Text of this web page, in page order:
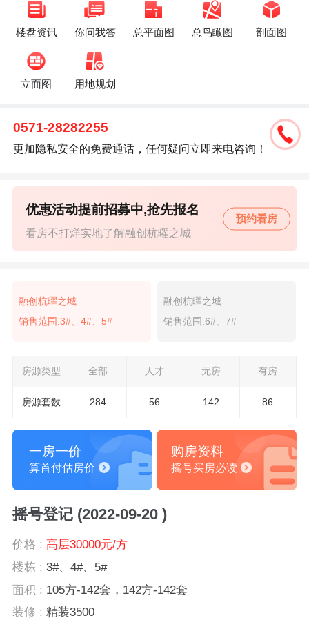
楼盘资讯 你问我答 总平面图 总鸟瞰图 剖面图
立面图 用地规划
0571-28282255
更加隐私安全的免费通话，任何疑问立即来电咨询！
看房不打烊实地了解融创杭曜之城
优惠活动提前招募中,抢先报名
预约看房
融创杭曜之城
销售范围:3#、4#、5#
融创杭曜之城
销售范围:6#、7#
房源类型 全部 人才 无房 有房
房源套数 284 56 142 86
一房一价
算首付估房价
购房资料
摇号买房必读
摇号登记 (2022-09-20 )
价格 : 高层30000元/方
楼栋 : 3#、4#、5#
面积 : 105方-142套，142方-142套
装修 : 精装3500